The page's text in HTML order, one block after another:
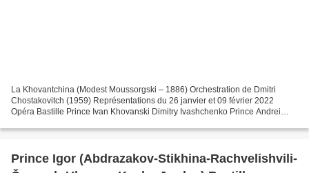
La Khovantchina (Modest Moussorgski – 1886) Orchestration de Dmitri
Chostakovitch (1959) Représentations du 26 janvier et 09 février 2022
Opéra Bastille Prince Ivan Khovanski Dimitry Ivashchenko Prince Andrei
Prince Igor (Abdrazakov-Stikhina-Rachvelishvili-